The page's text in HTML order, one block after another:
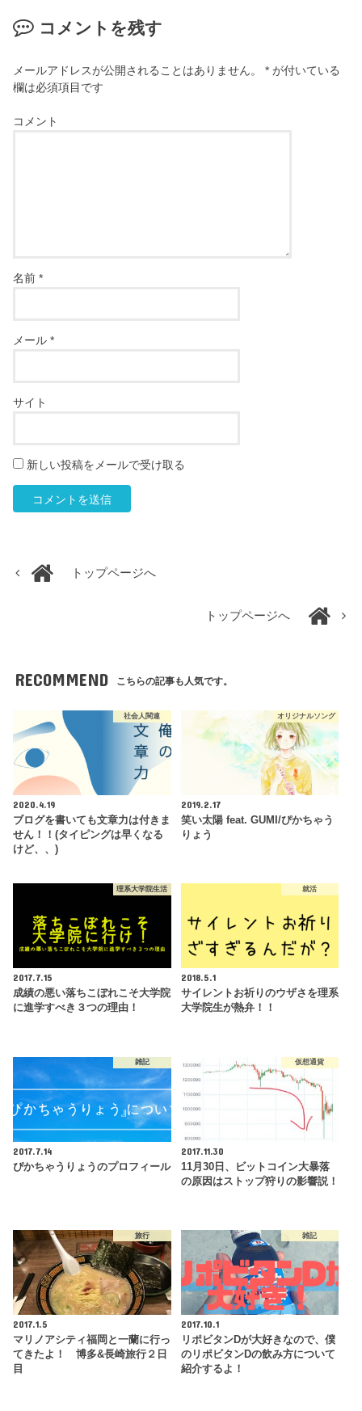
コメントを残す
メールアドレスが公開されることはありません。 * が付いている
欄は必須項目です
コメント
名前*
メール*
サイト
新しい投稿をメールで受け取る
トップページへ
トップページへ
RECOMMEND こちらの記事も人気です。
社会人関連
2020.4.19
ブログを書いても文章力は付きま
せん！！(タイピングは早くなる
けど、、)
オリジナルソング
2019.2.17
笑い太陽 feat. GUMI/ぴかちゃう
りょう
理系大学院生活
2017.7.15
成績の悪い落ちこぼれこそ大学院
に進学すべき３つの理由！
就活
2018.5.1
サイレントお祈りのウザさを理系
大学院生が熱弁！！
雑記
2017.7.14
ぴかちゃうりょうのプロフィール
仮想通貨
2017.11.30
11月30日、ビットコイン大暴落
の原因はストップ狩りの影響説！
旅行
2017.1.5
マリノアシティ福岡と一蘭に行っ
てきたよ！ 博多&長崎旅行２日
目
雑記
2017.10.1
リポビタンDが大好きなので、僕
のリポビタンDの飲み方について
紹介するよ！